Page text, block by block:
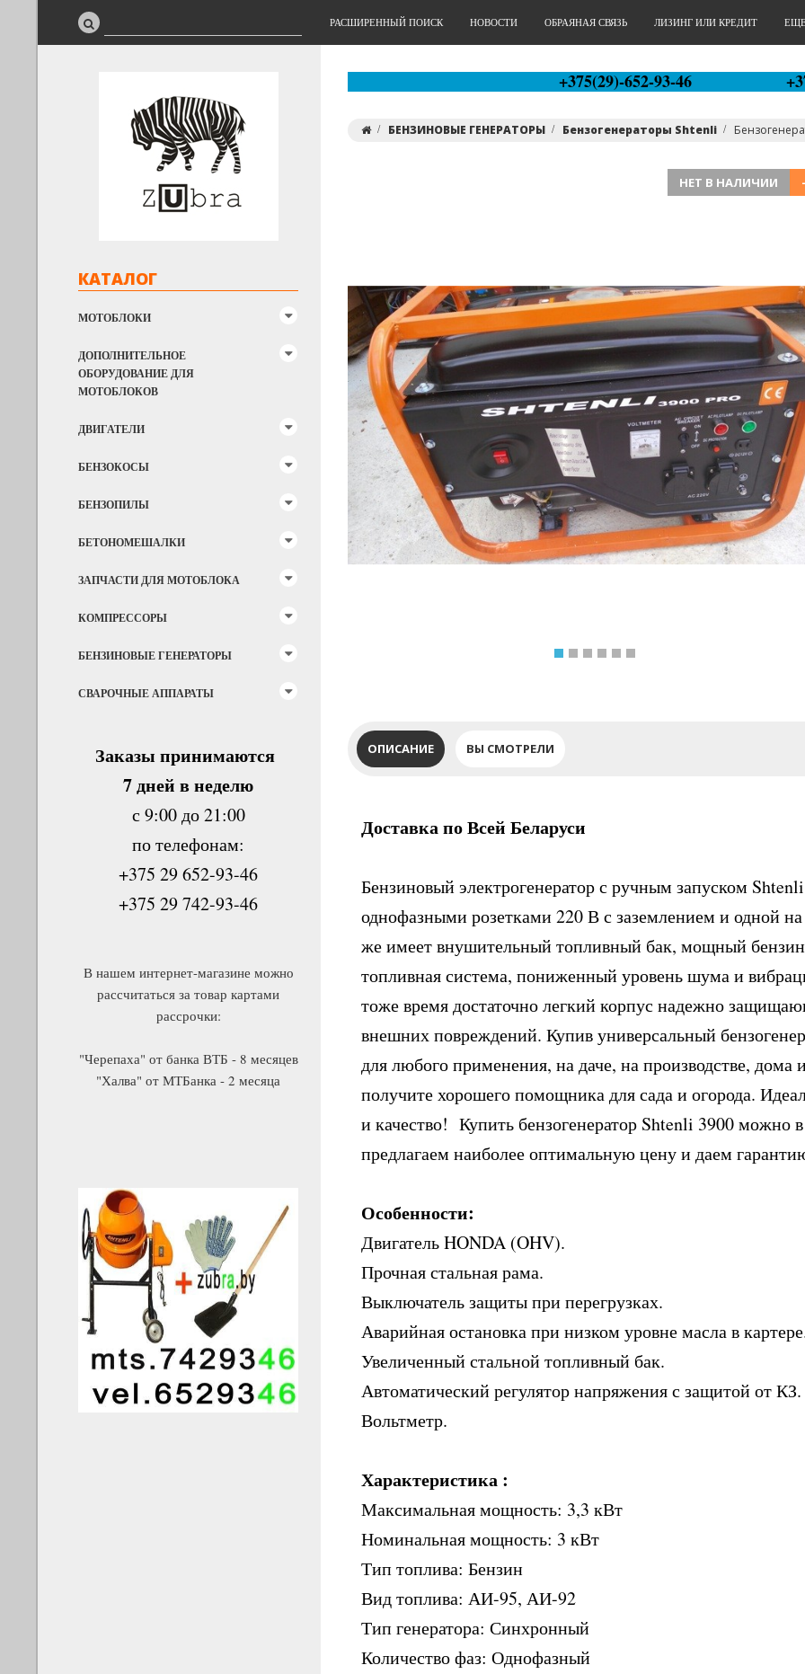
РАСШИРЕННЫЙ ПОИСК НОВОСТИ ОБРАЯНАЯ СВЯЗЬ ЛИЗИНГ ИЛИ КРЕДИТ
КАТАЛОГ
МОТОБЛОКИ
ДОПОЛНИТЕЛЬНОЕ
ОБОРУДОВАНИЕ ДЛЯ
МОТОБЛОКОВ
ДВИГАТЕЛИ
БЕНЗОКОСЫ
БЕНЗОПИЛЫ
БЕТОНОМЕШАЛКИ
ЗАПЧАСТИ ДЛЯ МОТОБЛОКА
КОМПРЕССОРЫ
БЕНЗИНОВЫЕ ГЕНЕРАТОРЫ
СВАРОЧНЫЕ АППАРАТЫ
Заказы принимаются
7 дней в неделю
с 9:00 до 21:00
по телефонам:
+375 29 652-93-46
+375 29 742-93-46
В нашем интернет-магазине можно
рассчитаться за товар картами
рассрочки:
"Черепаха" от банка ВТБ - 8 месяцев
"Халва" от МТБанка - 2 месяца
+375(29)-652-93-46
БЕНЗИНОВЫЕ ГЕНЕРАТОРЫ Бензогенераторы Shtenli
НЕТ В НАЛИЧИИ
ОПИСАНИЕ ВЫ СМОТРЕЛИ
Доставка по Всей Беларуси
Бензиновый электрогенератор с ручным запуском
однофазными розетками 220 В с заземлением и одной
же имеет внушительный топливный бак, мощный
топливная система, пониженный уровень шума и
тоже время достаточно легкий корпус надежно
внешних повреждений. Купив универсальный
для любого применения, на даче, на производстве,
получите хорошего помощника для сада и огорода.
и качество! Купить бензогенератор Shtenli 3900
предлагаем наиболее оптимальную цену и даем
Особенности:
Двигатель HONDA (OHV).
Прочная стальная рама.
Выключатель защиты при перегрузках.
Аварийная остановка при низком уровне масла в
Увеличенный стальной топливный бак.
Автоматический регулятор напряжения с защитой от КЗ.
Вольтметр.
Характеристика :
Максимальная мощность: 3,3 кВт
Номинальная мощность: 3 кВт
Тип топлива: Бензин
Вид топлива: АИ-95, АИ-92
Тип генератора: Синхронный
Количество фаз: Однофазный